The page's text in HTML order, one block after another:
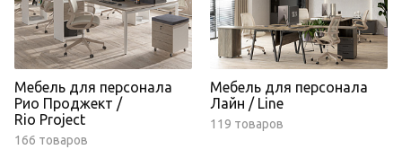
Мебель для персонала
Рио Проджект /
Rio Project
166 товаров
Мебель для персонала
Лайн / Line
119 товаров